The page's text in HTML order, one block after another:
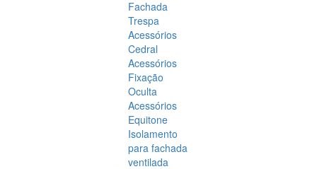
Fachada
Trespa
Acessórios
Cedral
Acessórios
Fixação
Oculta
Acessórios
Equitone
Isolamento
para fachada
ventilada